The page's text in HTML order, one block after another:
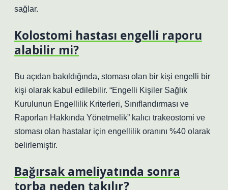
sağlar.
Kolostomi hastası engelli raporu
alabilir mi?
Bu açıdan bakıldığında, stoması olan bir kişi engelli bir
kişi olarak kabul edilebilir. “Engelli Kişiler Sağlık
Kurulunun Engellilik Kriterleri, Sınıflandırması ve
Raporları Hakkında Yönetmelik” kalıcı trakeostomi ve
stoması olan hastalar için engellilik oranını %40 olarak
belirlemiştir.
Bağırsak ameliyatında sonra
torba neden takılır?